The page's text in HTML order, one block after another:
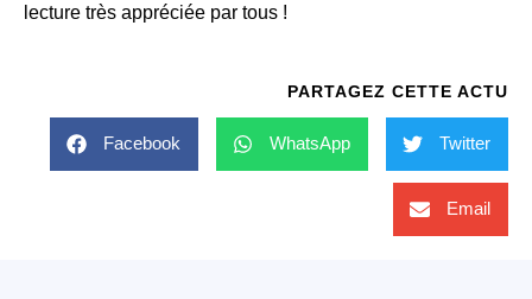
lecture très appréciée par tous !
PARTAGEZ CETTE ACTU
Facebook WhatsApp Twitter
Email